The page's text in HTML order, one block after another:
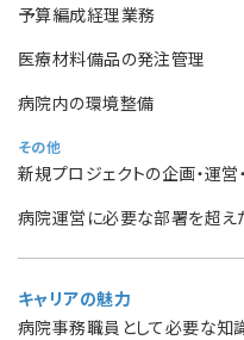
予算編成経理業務
医療材料備品の発注管理
病院内の環境整備
その他
新規プロジェクトの企画・運
病院運営に必要な部署を超え
キャリアの魅力
病院事務職員として必要な知